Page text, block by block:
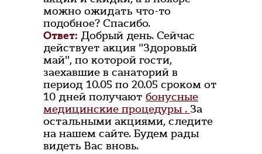
можно ожидать что-то
подобное? Спасибо.
Ответ: Добрый день. Сейчас
действует акция "Здоровый
май", по которой гости,
заехавшие в санаторий в
период 10.05 по 20.05 сроком от
10 дней получают бонусные
медицинские процедуры . За
остальными акциями, следите
на нашем сайте. Будем рады
видеть Вас вновь.